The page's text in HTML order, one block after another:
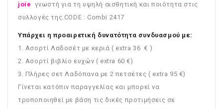
joie γνωστή για τη υψηλή αισθητική και ποιότητα στις
συλλογές της.CODE : Combi 2417
Υπάρχει η προαιρετική δυνατότητα συνδυασμού με:
1. Ασορτί Λαδοσέτ με κεριά ( extra 36 € )
2. Ασορτί βιβλίο ευχών ( extra 60 €)
3. Πλήρες σετ Λαδόπανα με 2 πετσέτες ( extra 95 €)
Γίνεται κατόπιν παραγγελίας και μπορεί να
τροποποιηθεί με βάση τις δικές προτιμήσεις σε